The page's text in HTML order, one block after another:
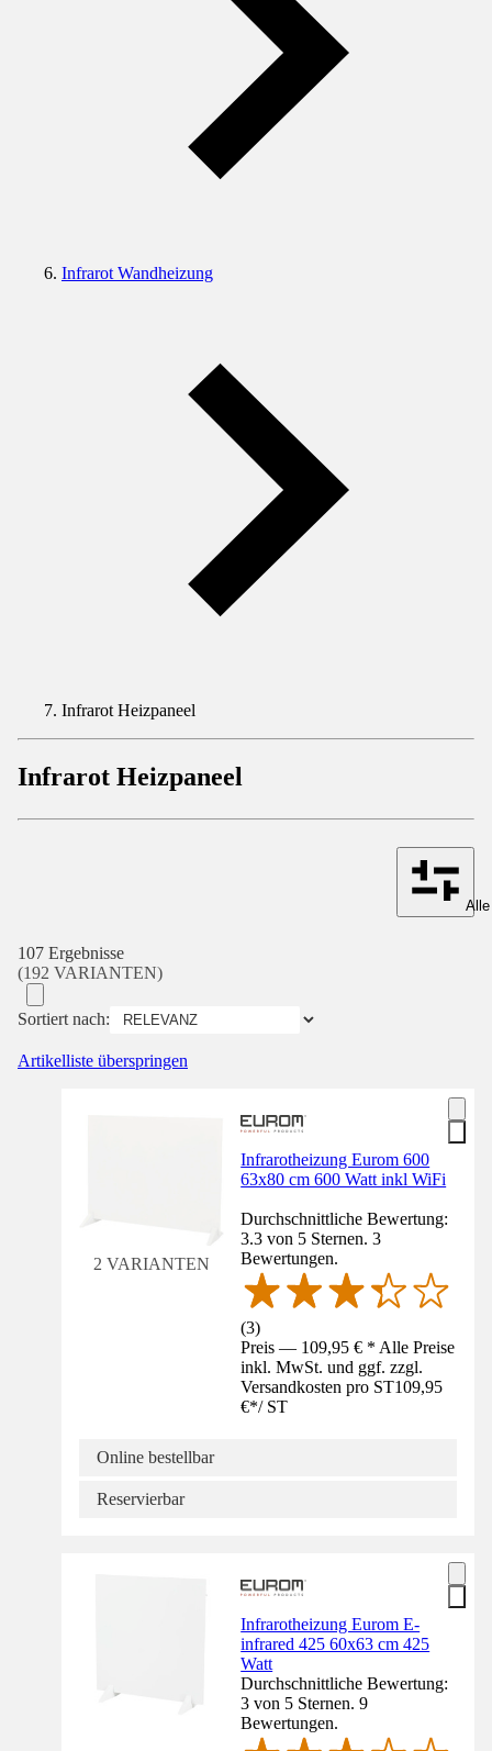
Infrarot Wandheizung
Infrarot Heizpaneel
Infrarot Heizpaneel
107 Ergebnisse
(192 VARIANTEN)
Sortiert nach:
Artikelliste überspringen
2 VARIANTEN
Infrarotheizung Eurom 600
63x80 cm 600 Watt inkl WiFi
Durchschnittliche Bewertung:
3.3 von 5 Sternen. 3
Bewertungen.
(3)
Preis — 109,95 € * Alle Preise
inkl. MwSt. und ggf. zzgl.
Versandkosten pro ST109,95
€*/ ST
Online bestellbar
Reservierbar
Infrarotheizung Eurom E-
infrared 425 60x63 cm 425
Watt
Durchschnittliche Bewertung:
3 von 5 Sternen. 9
Bewertungen.